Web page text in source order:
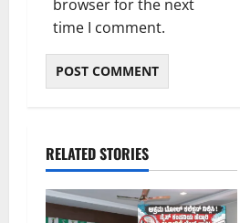
browser for the next
time I comment.
RELATED STORIES